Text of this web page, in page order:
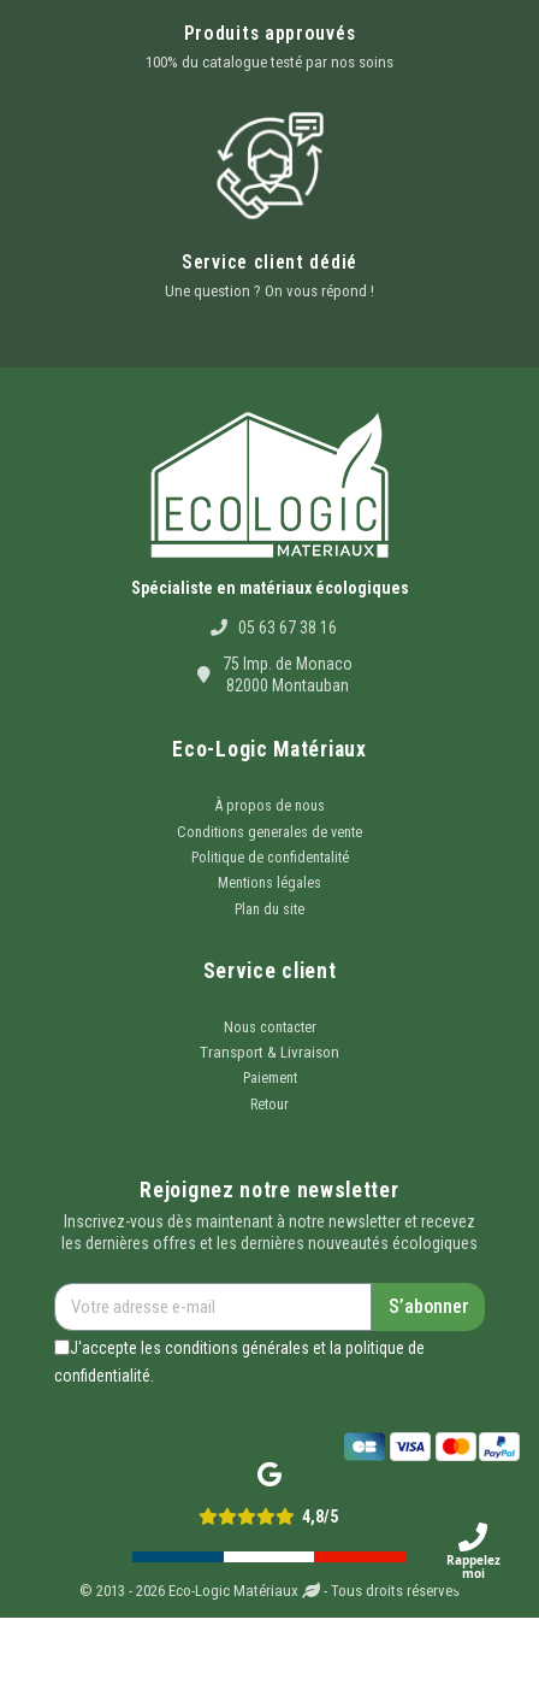
Produits approuvés
100% du catalogue testé par nos soins
Service client dédié
Une question ? On vous répond !
Spécialiste en matériaux écologiques
05 63 67 38 16
75 Imp. de Monaco
82000 Montauban
Eco-Logic Matériaux
À propos de nous
Conditions generales de vente
Politique de confidentalité
Mentions légales
Plan du site
Service client
Nous contacter
Transport & Livraison
Paiement
Retour
Rejoignez notre newsletter
Inscrivez-vous dès maintenant à notre newsletter et recevez
les dernières offres et les dernières nouveautés écologiques
S’abonner
J'accepte les conditions générales et la politique de
confidentialité.
4,8/5
© 2013 - 2026 Eco-Logic Matériaux - Tous droits réservés
Rappelez
moi